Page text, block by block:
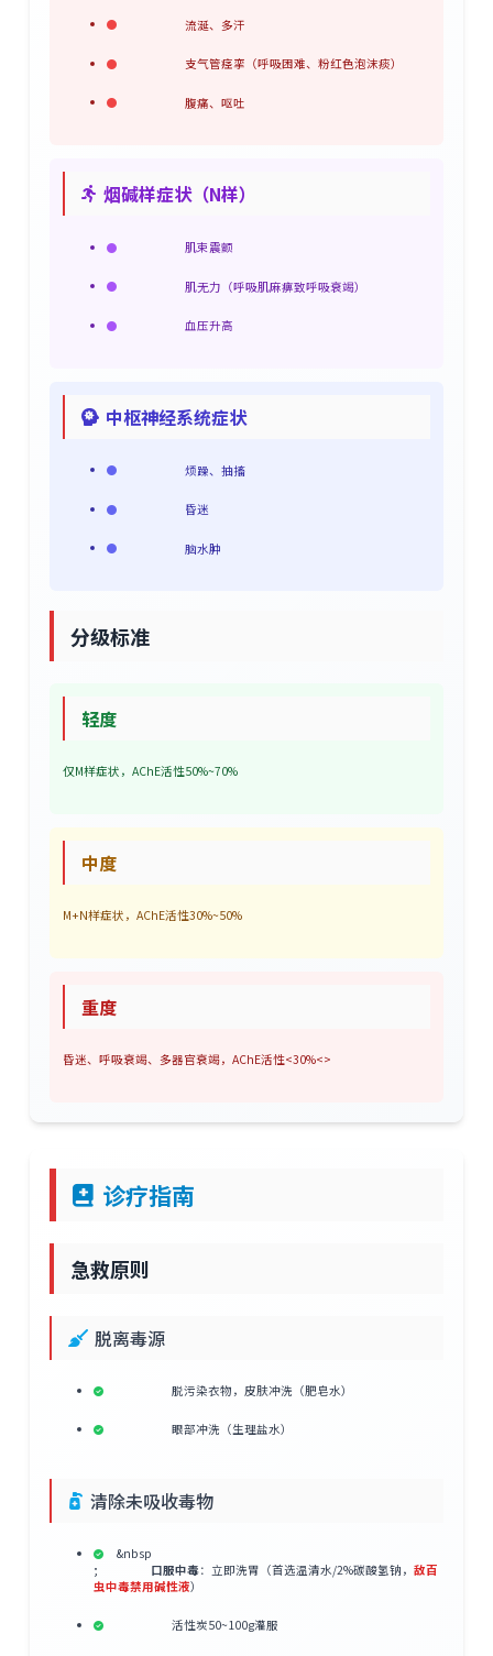
流涎、多汗
支气管痉挛（呼吸困难、粉红色泡沫痰）
腹痛、呕吐
烟碱样症状（N样）
肌束震颤
肌无力（呼吸肌麻痹致呼吸衰竭）
血压升高
中枢神经系统症状
烦躁、抽搐
昏迷
脑水肿
分级标准
轻度
仅M样症状，AChE活性50%~70%
中度
M+N样症状，AChE活性30%~50%
重度
昏迷、呼吸衰竭、多器官衰竭，AChE活性<30%<>
诊疗指南
急救原则
脱离毒源
脱污染衣物，皮肤冲洗（肥皂水）
眼部冲洗（生理盐水）
清除未吸收毒物
&nbsp
; 口服中毒：立即洗胃（首选温清水/2%碳酸氢钠， 敌百
虫中毒禁用碱性液）
活性炭50~100g灌服